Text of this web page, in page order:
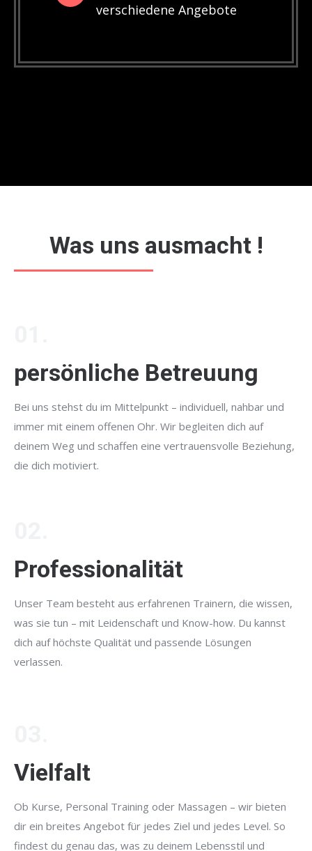
verschiedene Angebote
Was uns ausmacht !
persönliche Betreuung
Bei uns stehst du im Mittelpunkt – individuell, nahbar und
immer mit einem offenen Ohr. Wir begleiten dich auf
deinem Weg und schaffen eine vertrauensvolle Beziehung,
die dich motiviert.
Professionalität
Unser Team besteht aus erfahrenen Trainern, die wissen,
was sie tun – mit Leidenschaft und Know-how. Du kannst
dich auf höchste Qualität und passende Lösungen
verlassen.
Vielfalt
Ob Kurse, Personal Training oder Massagen – wir bieten
dir ein breites Angebot für jedes Ziel und jedes Level. So
findest du genau das, was zu deinem Lebensstil und